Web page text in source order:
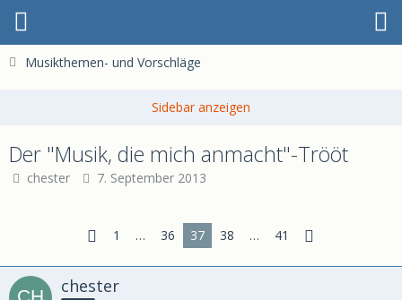
Musikthemen- und Vorschläge
Der "Musik, die mich anmacht"-Trööt
chester 7. September 2013
1 … 36 37 38 … 41
chester